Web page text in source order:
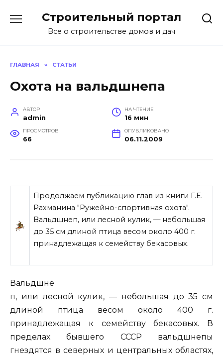
содержанию
Строительный портал
Все о строительстве домов и дач
ГЛАВНАЯ » СТАТЬИ
Охота на вальдшнепа
АВТОР
admin
НА ЧТЕНИЕ
16 мин
ПРОСМОТРОВ
66
ОПУБЛИКОВАНО
06.11.2009
Продолжаем публикацию глав из книги Г.Е.
Рахманина "Ружейно-спортивная охота".
Вальдшнеп, или лесной кулик, — небольшая
до 35 см длиной птица весом около 400 г.
принадлежащая к семейству бекасовых.
Вальдшне
п, или лесной кулик, — небольшая до 35 см
длиной птица весом около 400 г.
принадлежащая к семейству бекасовых. В
пределах бывшего СССР вальдшнепы
гнездятся в северных и центральных областях,